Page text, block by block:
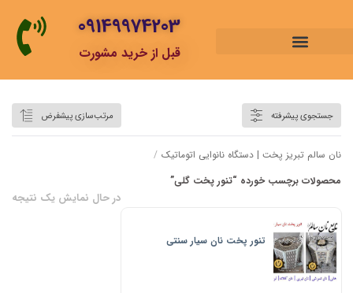
09149974203
قبل از خرید مشورت
تنور پخت گلی
جستجوی پیشرفته مرتب‌سازی پیشفرض
نان سالم تبریز پخت | دستگاه نانوایی اتوماتیک /
محصولات برچسب خورده “تنور پخت گلی”
در حال نمایش یک نتیجه
تنور پخت نان سیار سنتی